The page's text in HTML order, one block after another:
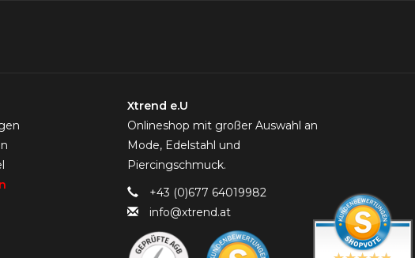
Xtrend e.U
Onlineshop mit großer Auswahl an
Mode, Edelstahl und
Piercingschmuck.
+43 (0)677 64019982
info@xtrend.at